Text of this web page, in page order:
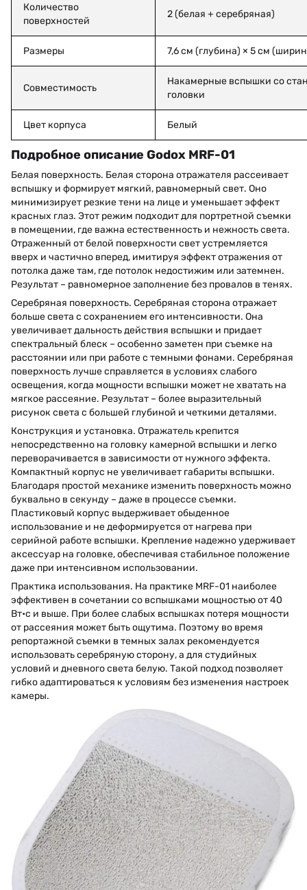
Количество
поверхностей
2 (белая + серебряная)
Размеры 7,6 см (глубина) × 5 см
Совместимость
Накамерные вспышки со
головки
Цвет корпуса Белый
Подробное описание Godox MRF-01
Белая поверхность. Белая сторона отражателя рассеивает
вспышку и формирует мягкий, равномерный свет. Оно
минимизирует резкие тени на лице и уменьшает эффект
красных глаз. Этот режим подходит для портретной съемки
в помещении, где важна естественность и нежность света.
Отраженный от белой поверхности свет устремляется
вверх и частично вперед, имитируя эффект отражения от
потолка даже там, где потолок недостижим или затемнен.
Результат – равномерное заполнение без провалов в тенях.
Серебряная поверхность. Серебряная сторона отражает
больше света с сохранением его интенсивности. Она
увеличивает дальность действия вспышки и придает
спектральный блеск – особенно заметен при съемке на
расстоянии или при работе с темными фонами. Серебряная
поверхность лучше справляется в условиях слабого
освещения, когда мощности вспышки может не хватать на
мягкое рассеяние. Результат – более выразительный
рисунок света с большей глубиной и четкими деталями.
Конструкция и установка. Отражатель крепится
непосредственно на головку камерной вспышки и легко
переворачивается в зависимости от нужного эффекта.
Компактный корпус не увеличивает габариты вспышки.
Благодаря простой механике изменить поверхность можно
буквально в секунду – даже в процессе съемки.
Пластиковый корпус выдерживает обыденное
использование и не деформируется от нагрева при
серийной работе вспышки. Крепление надежно удерживает
аксессуар на головке, обеспечивая стабильное положение
даже при интенсивном использовании.
Практика использования. На практике MRF-01 наиболее
эффективен в сочетании со вспышками мощностью от 40
Вт•с и выше. При более слабых вспышках потеря мощности
от рассеяния может быть ощутима. Поэтому во время
репортажной съемки в темных залах рекомендуется
использовать серебряную сторону, а для студийных
условий и дневного света белую. Такой подход позволяет
гибко адаптироваться к условиям без изменения настроек
камеры.